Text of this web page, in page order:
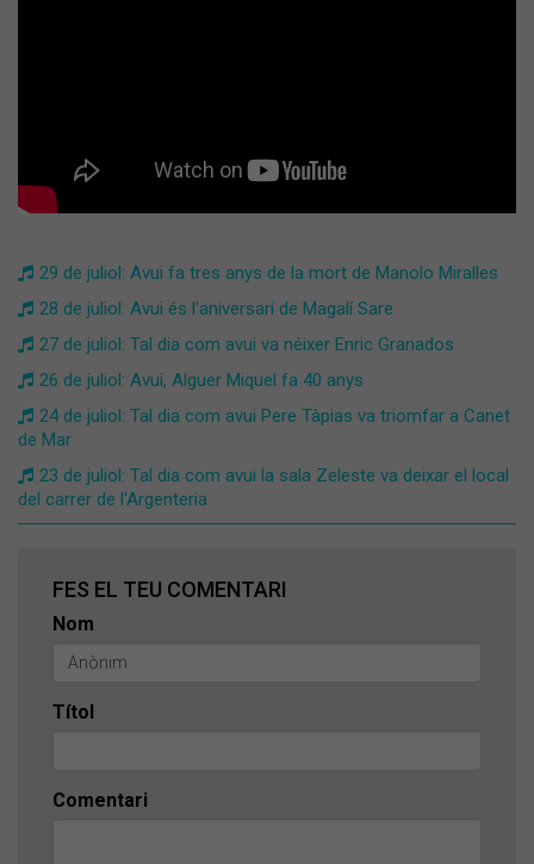
29 de juliol: Avui fa tres anys de la mort de Manolo Miralles
28 de juliol: Avui és l'aniversari de Magalí Sare
27 de juliol: Tal dia com avui va néixer Enric Granados
26 de juliol: Avui, Alguer Miquel fa 40 anys
24 de juliol: Tal dia com avui Pere Tàpias va triomfar a Canet
de Mar
23 de juliol: Tal dia com avui la sala Zeleste va deixar el local
del carrer de l'Argenteria
FES EL TEU COMENTARI
Nom
Títol
Comentari